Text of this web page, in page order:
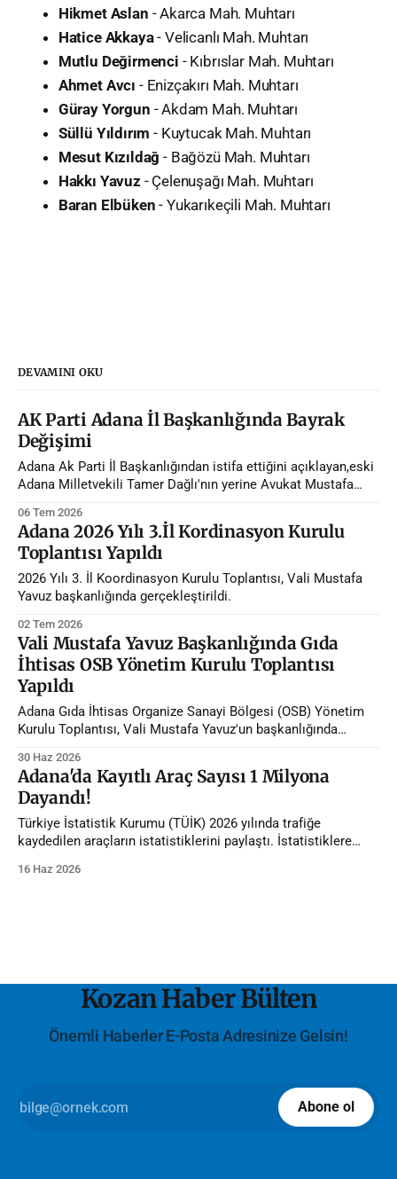
Hikmet Aslan - Akarca Mah. Muhtarı
Hatice Akkaya- Velicanlı Mah. Muhtarı
Mutlu Değirmenci - Kıbrıslar Mah. Muhtarı
Ahmet Avcı - Enizçakırı Mah. Muhtarı
Güray Yorgun - Akdam Mah. Muhtarı
Süllü Yıldırım - Kuytucak Mah. Muhtarı
Mesut Kızıldağ - Bağözü Mah. Muhtarı
Hakkı Yavuz - Çelenuşağı Mah. Muhtarı
Baran Elbüken - Yukarıkeçili Mah. Muhtarı
DEVAMINI OKU
AK Parti Adana İl Başkanlığında Bayrak
Değişimi
Adana Ak Parti İl Başkanlığından istifa ettiğini açıklayan,eski
Adana Milletvekili Tamer Dağlı'nın yerine Avukat Mustafa
06 Tem 2026
Adana 2026 Yılı 3.İl Kordinasyon Kurulu
Toplantısı Yapıldı
2026 Yılı 3. İl Koordinasyon Kurulu Toplantısı, Vali Mustafa
Yavuz başkanlığında gerçekleştirildi.
02 Tem 2026
Vali Mustafa Yavuz Başkanlığında Gıda
İhtisas OSB Yönetim Kurulu Toplantısı
Yapıldı
Adana Gıda İhtisas Organize Sanayi Bölgesi (OSB) Yönetim
Kurulu Toplantısı, Vali Mustafa Yavuz'un başkanlığında
30 Haz 2026
Adana'da Kayıtlı Araç Sayısı 1 Milyona
Dayandı!
Türkiye İstatistik Kurumu (TÜİK) 2026 yılında trafiğe
kaydedilen araçların istatistiklerini paylaştı. İstatistiklere
16 Haz 2026
Kozan Haber Bülten
Önemli Haberler E-Posta Adresinize Gelsin!
Abone ol